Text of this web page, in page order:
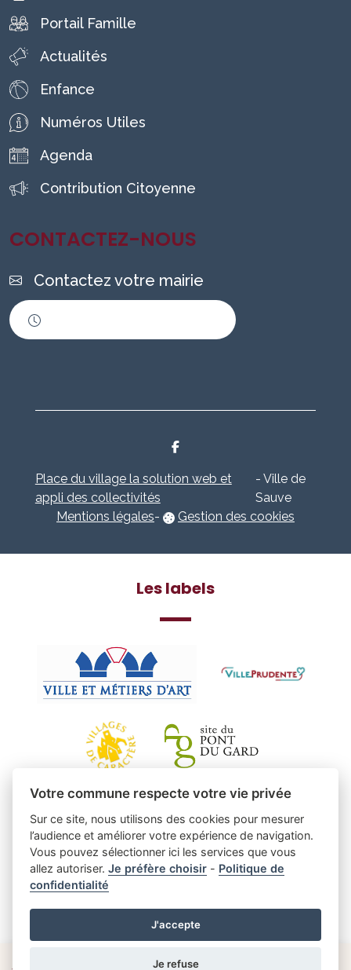
Portail Famille
Actualités
Enfance
Numéros Utiles
Agenda
Contribution Citoyenne
CONTACTEZ-NOUS
Contactez votre mairie
Place du village la solution web et
appli des collectivités
- Ville de
Sauve
Mentions légales- Gestion des cookies
Les labels
Votre commune respecte votre vie privée
Sur ce site, nous utilisons des cookies pour mesurer
l’audience et améliorer votre expérience de navigation.
Vous pouvez sélectionner ici les services que vous
allez autoriser.Je préfère choisir - Politique de
confidentialité
J'accepte
Je refuse